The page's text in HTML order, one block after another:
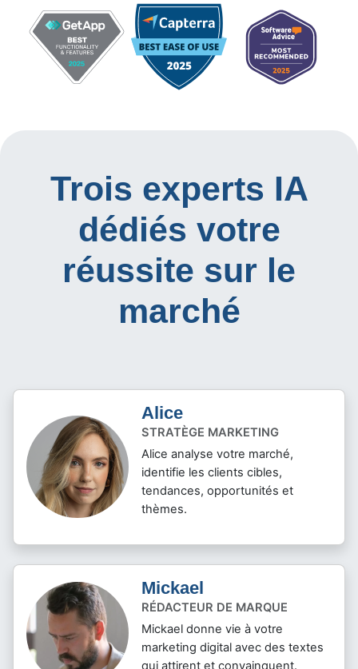
Trois experts IA
dédiés votre
réussite sur le
marché
Alice
STRATÈGE MARKETING
Alice analyse votre marché,
identifie les clients cibles,
tendances, opportunités et
thèmes.
Mickael
RÉDACTEUR DE MARQUE
Mickael donne vie à votre
marketing digital avec des textes
qui attirent et convainquent.